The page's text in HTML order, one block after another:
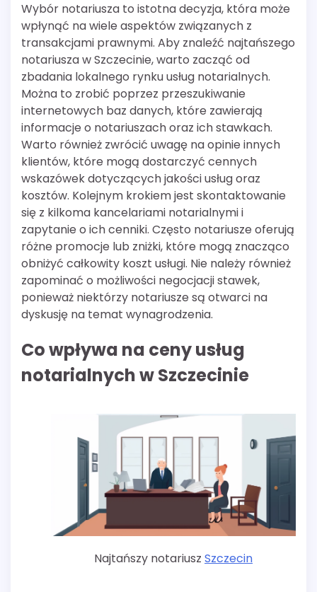
Wybór notariusza to istotna decyzja, która może
wpłynąć na wiele aspektów związanych z
transakcjami prawnymi. Aby znaleźć najtańszego
notariusza w Szczecinie, warto zacząć od
zbadania lokalnego rynku usług notarialnych.
Można to zrobić poprzez przeszukiwanie
internetowych baz danych, które zawierają
informacje o notariuszach oraz ich stawkach.
Warto również zwrócić uwagę na opinie innych
klientów, które mogą dostarczyć cennych
wskazówek dotyczących jakości usług oraz
kosztów. Kolejnym krokiem jest skontaktowanie
się z kilkoma kancelariami notarialnymi i
zapytanie o ich cenniki. Często notariusze oferują
różne promocje lub zniżki, które mogą znacząco
obniżyć całkowity koszt usługi. Nie należy również
zapominać o możliwości negocjacji stawek,
ponieważ niektórzy notariusze są otwarci na
dyskusję na temat wynagrodzenia.
Co wpływa na ceny usług
notarialnych w Szczecinie
Najtańszy notariusz Szczecin